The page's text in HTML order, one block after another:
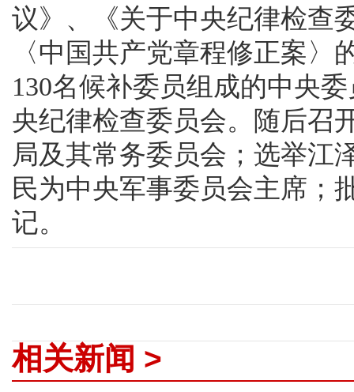
议》、《关于中央纪律检查
〈中国共产党章程修正案〉
130名候补委员组成的中央
央纪律检查委员会。随后召
局及其常务委员会；选举江
民为中央军事委员会主席；
记。
相关新闻 >